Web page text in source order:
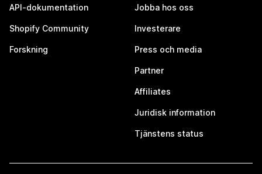
API-dokumentation
Shopify Community
Forskning
Jobba hos oss
Investerare
Press och media
Partner
Affiliates
Juridisk information
Tjänstens status